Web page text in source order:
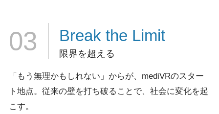
03 Break the Limit
限界を超える
「もう無理かもしれない」からが、mediVRのスター
ト地点。 従来の壁を打ち破ることで、社会に変化を起
こす。